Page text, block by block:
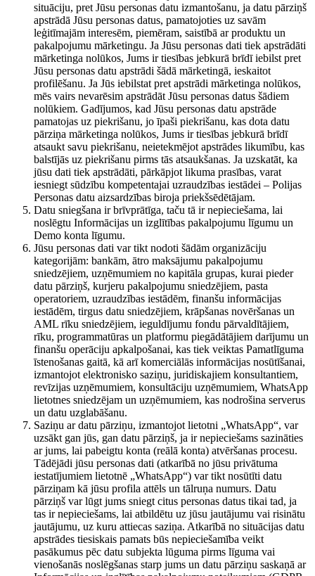
situāciju, pret Jūsu personas datu izmantošanu, ja datu pārziņš
apstrādā Jūsu personas datus, pamatojoties uz savām
leģitīmajām interesēm, piemēram, saistībā ar produktu un
pakalpojumu mārketingu. Ja Jūsu personas dati tiek apstrādāti
mārketinga nolūkos, Jums ir tiesības jebkurā brīdī iebilst pret
Jūsu personas datu apstrādi šādā mārketingā, ieskaitot
profilēšanu. Ja Jūs iebilstat pret apstrādi mārketinga nolūkos,
mēs vairs nevarēsim apstrādāt Jūsu personas datus šādiem
nolūkiem. Gadījumos, kad Jūsu personas datu apstrāde
pamatojas uz piekrišanu, jo īpaši piekrišanu, kas dota datu
pārziņa mārketinga nolūkos, Jums ir tiesības jebkurā brīdī
atsaukt savu piekrišanu, neietekmējot apstrādes likumību, kas
balstījās uz piekrišanu pirms tās atsaukšanas. Ja uzskatāt, ka
jūsu dati tiek apstrādāti, pārkāpjot likuma prasības, varat
iesniegt sūdzību kompetentajai uzraudzības iestādei – Polijas
Personas datu aizsardzības biroja priekšsēdētājam.
Datu sniegšana ir brīvprātīga, taču tā ir nepieciešama, lai
noslēgtu Informācijas un izglītības pakalpojumu līgumu un
Demo konta līgumu.
Jūsu personas dati var tikt nodoti šādām organizāciju
kategorijām: bankām, ātro maksājumu pakalpojumu
sniedzējiem, uzņēmumiem no kapitāla grupas, kurai pieder
datu pārziņš, kurjeru pakalpojumu sniedzējiem, pasta
operatoriem, uzraudzības iestādēm, finanšu informācijas
iestādēm, tirgus datu sniedzējiem, krāpšanas novēršanas un
AML rīku sniedzējiem, ieguldījumu fondu pārvaldītājiem,
rīku, programmatūras un platformu piegādātājiem darījumu un
finanšu operāciju apkalpošanai, kas tiek veiktas Pamatlīguma
īstenošanas gaitā, kā arī komerciālās informācijas nosūtīšanai,
izmantojot elektronisko saziņu, juridiskajiem konsultantiem,
revīzijas uzņēmumiem, konsultāciju uzņēmumiem, WhatsApp
lietotnes sniedzējam un uzņēmumiem, kas nodrošina serverus
un datu uzglabāšanu.
Saziņu ar datu pārziņu, izmantojot lietotni „WhatsApp“, var
uzsākt gan jūs, gan datu pārziņš, ja ir nepieciešams sazināties
ar jums, lai pabeigtu konta (reālā konta) atvēršanas procesu.
Tādējādi jūsu personas dati (atkarībā no jūsu privātuma
iestatījumiem lietotnē „WhatsApp“) var tikt nosūtīti datu
pārziņam kā jūsu profila attēls un tālruņa numurs. Datu
pārziņš var lūgt jums sniegt citus personas datus tikai tad, ja
tas ir nepieciešams, lai atbildētu uz jūsu jautājumu vai risinātu
jautājumu, uz kuru attiecas saziņa. Atkarībā no situācijas datu
apstrādes tiesiskais pamats būs nepieciešamība veikt
pasākumus pēc datu subjekta lūguma pirms līguma vai
vienošanās noslēgšanas starp jums un datu pārziņu saskaņā ar